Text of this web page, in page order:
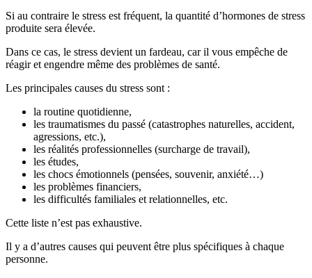
Si au contraire le stress est fréquent, la quantité d’hormones de stress
produite sera élevée.
Dans ce cas, le stress devient un fardeau, car il vous empêche de
réagir et engendre même des problèmes de santé.
Les principales causes du stress sont :
la routine quotidienne,
les traumatismes du passé (catastrophes naturelles, accident,
agressions, etc.),
les réalités professionnelles (surcharge de travail),
les études,
les chocs émotionnels (pensées, souvenir, anxiété…)
les problèmes financiers,
les difficultés familiales et relationnelles, etc.
Cette liste n’est pas exhaustive.
Il y a d’autres causes qui peuvent être plus spécifiques à chaque
personne.